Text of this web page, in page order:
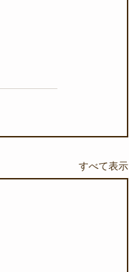
すべて表示